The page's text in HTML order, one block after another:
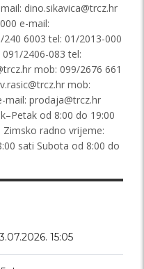
dino.sikavica@trcz.hr
e-mail:
240 6003 tel: 01/2013-000
2406-083 tel:
mob: 099/2676 661
mob:
mail: prodaja@trcz.hr
od 8:00 do 19:00
radno vrijeme:
sati Subota od 8:00 do
15:05